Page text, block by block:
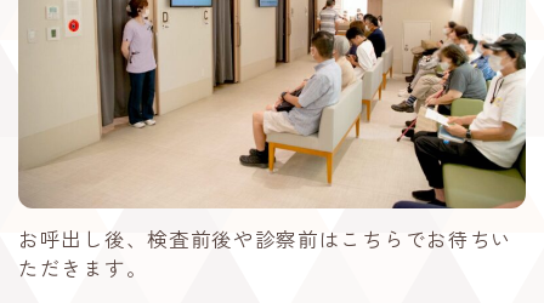
お呼出し後、検査前後や診察前はこちらでお待ちい
ただきます。